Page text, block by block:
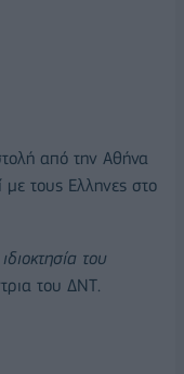
από την Αθήνα
τους Ελληνες στο
του
του ΔΝΤ.